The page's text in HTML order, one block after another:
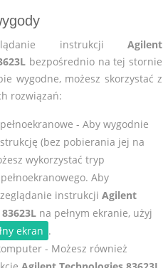
instrukcjiAgilent
bezpośrednio na tej stornie
wygodne, możesz skorzystać z
rozwiązań:
- Aby wygodnie
(bez pobierania jej na
wykorzystać tryp
Aby
instrukcji Agilent
na pełnym ekranie, użyj
ekran .
- Możesz również